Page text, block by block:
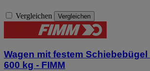
Vergleichen Vergleichen
Wagen mit festem Schiebebügel
600 kg - FIMM